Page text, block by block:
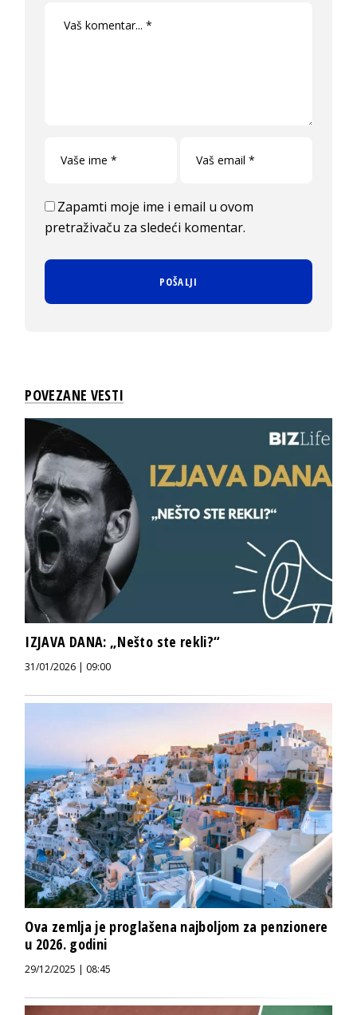
Zapamti moje ime i email u ovom
pretraživaču za sledeći komentar.
POVEZANE VESTI
IZJAVA DANA: „Nešto ste rekli?“
31/01/2026 | 09:00
Ova zemlja je proglašena najboljom za penzionere
u 2026. godini
29/12/2025 | 08:45